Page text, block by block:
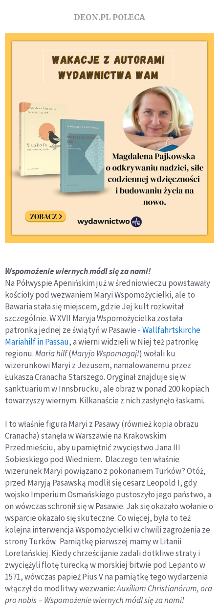
DEON.PL POLECA
Wspomożenie wiernych módl się za nami!
Na Półwyspie Apenińskim już w średniowieczu powstawały
kościoły pod wezwaniem Maryi Wspomożycielki, ale to
Bawaria stała się miejscem, gdzie Jej kult rozkwitał
szczególnie. W XVII Maryja Wspomożycielka została
patronką jednej ze świątyń w Pasawie - Wallfahrtskirche
Mariahilf in Passau, a wierni widzieli w Niej też patronkę
regionu.Maria hilf(Maryjo Wspomagaj!) wołali ku
wizerunkowi Maryi z Jezusem, namalowanemu przez
Łukasza Cranacha Starszego. Oryginał znajduje się w
sanktuarium w Innsbrucku, ale obraz w ponad 200 kopiach
towarzyszy wiernym. Kilkanaście z nich zasłynęło łaskami.
I to właśnie figura Maryi z Pasawy (również kopia obrazu
Cranacha) stanęła w Warszawie na Krakowskim
Przedmieściu, aby upamiętnić zwycięstwo Jana III
Sobieskiego pod Wiedniem. Dlaczego ten właśnie
wizerunek Maryi powiązano z pokonaniem Turków? Otóż,
przed Maryją Pasawską modlił się cesarz Leopold I, gdy
wojsko Imperium Osmańskiego pustoszyło jego państwo, a
on wówczas schronił się w Pasawie. Jak się okazało wołanie o
wsparcie okazało się skuteczne. Co więcej, była to też
kolejna interwencja Wspomożycielki w chwili zagrożenia ze
strony Turków. Pamiątkę pierwszej mamy w Litanii
Loretańskiej. Kiedy chrześcijanie zadali dotkliwe straty i
zwyciężyli flotę turecką w morskiej bitwie pod Lepanto w
1571, wówczas papież Pius V na pamiątkę tego wydarzenia
włączył do modlitwy wezwanie:Auxílium Christianórum, ora
pro nobis– Wspomożenie wiernych módl się za nami!